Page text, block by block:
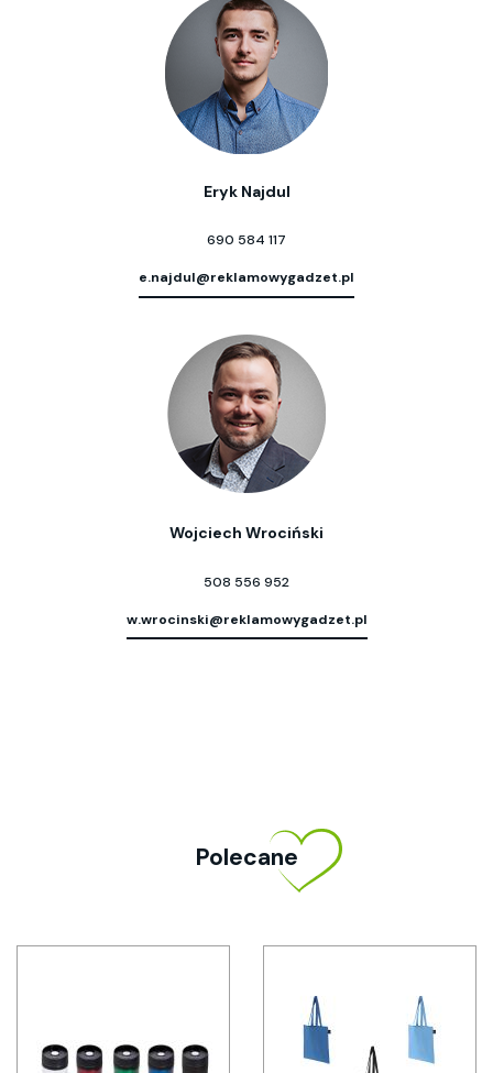
Eryk Najdul
690 584 117
e.najdul@reklamowygadzet.pl
Wojciech Wrociński
508 556 952
w.wrocinski@reklamowygadzet.pl
Polecane